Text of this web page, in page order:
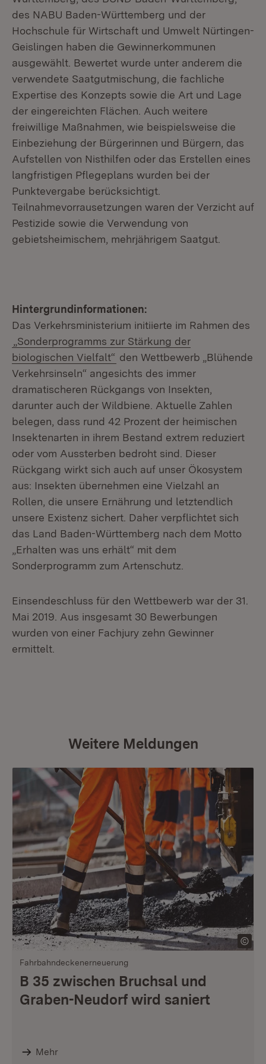
des NABU Baden-Württemberg und der
Hochschule für Wirtschaft und Umwelt Nürtingen-
Geislingen haben die Gewinnerkommunen
ausgewählt. Bewertet wurde unter anderem die
verwendete Saatgutmischung, die fachliche
Expertise des Konzepts sowie die Art und Lage
der eingereichten Flächen. Auch weitere
freiwillige Maßnahmen, wie beispielsweise die
Einbeziehung der Bürgerinnen und Bürgern, das
Aufstellen von Nisthilfen oder das Erstellen eines
langfristigen Pflegeplans wurden bei der
Punktevergabe berücksichtigt.
Teilnahmevorrausetzungen waren der Verzicht auf
Pestizide sowie die Verwendung von
gebietsheimischem, mehrjährigem Saatgut.
Hintergrundinformationen:
Das Verkehrsministerium initiierte im Rahmen des
„Sonderprogramms zur Stärkung der
biologischen Vielfalt“ den Wettbewerb „Blühende
Verkehrsinseln“ angesichts des immer
dramatischeren Rückgangs von Insekten,
darunter auch der Wildbiene. Aktuelle Zahlen
belegen, dass rund 42 Prozent der heimischen
Insektenarten in ihrem Bestand extrem reduziert
oder vom Aussterben bedroht sind. Dieser
Rückgang wirkt sich auch auf unser Ökosystem
aus: Insekten übernehmen eine Vielzahl an
Rollen, die unsere Ernährung und letztendlich
unsere Existenz sichert. Daher verpflichtet sich
das Land Baden-Württemberg nach dem Motto
„Erhalten was uns erhält“ mit dem
Sonderprogramm zum Artenschutz.
Einsendeschluss für den Wettbewerb war der 31.
Mai 2019. Aus insgesamt 30 Bewerbungen
wurden von einer Fachjury zehn Gewinner
ermittelt.
Weitere Meldungen
Fahrbahndeckenerneuerung
B 35 zwischen Bruchsal und
Graben-Neudorf wird saniert
Mehr